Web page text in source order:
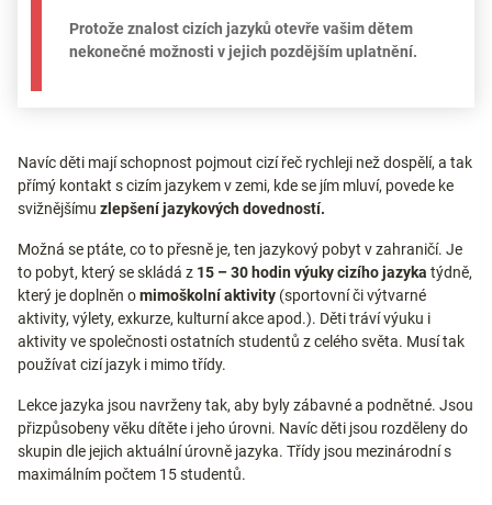
Protože znalost cizích jazyků otevře vašim dětem
nekonečné možnosti v jejich pozdějším uplatnění.
Navíc děti mají schopnost pojmout cizí řeč rychleji než dospělí, a tak
přímý kontakt s cizím jazykem v zemi, kde se jím mluví, povede ke
svižnějšímu zlepšení jazykových dovedností.
Možná se ptáte, co to přesně je, ten jazykový pobyt v zahraničí. Je
to pobyt, který se skládá z 15 – 30 hodin výuky cizího jazyka týdně,
který je doplněn omimoškolní aktivity (sportovní či výtvarné
aktivity, výlety, exkurze, kulturní akce apod.). Děti tráví výuku i
aktivity ve společnosti ostatních studentů z celého světa. Musí tak
používat cizí jazyk i mimo třídy.
Lekce jazyka jsou navrženy tak, aby byly zábavné a podnětné. Jsou
přizpůsobeny věku dítěte i jeho úrovni. Navíc děti jsou rozděleny do
skupin dle jejich aktuální úrovně jazyka. Třídy jsou mezinárodní s
maximálním počtem 15 studentů.